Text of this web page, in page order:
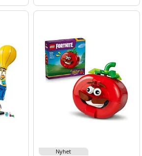
Nyhet